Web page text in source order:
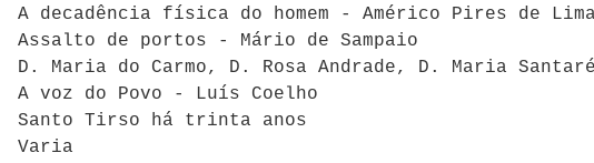
A decadência física do homem - Américo Pires de Lima
Assalto de portos - Mário de Sampaio
D. Maria do Carmo, D. Rosa Andrade, D. Maria
A voz do Povo - Luís Coelho
Santo Tirso há trinta anos
Varia